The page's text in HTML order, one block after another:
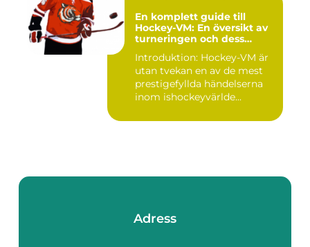
En komplett guide till
Hockey-VM: En översikt av
turneringen och dess
Introduktion: Hockey-VM är
utan tvekan en av de mest
prestigefyllda händelserna
inom ishockeyvärlde...
Adress